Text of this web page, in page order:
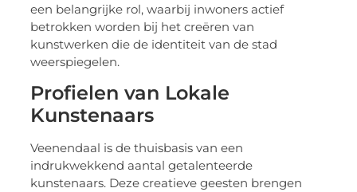
een belangrijke rol, waarbij inwoners actief
betrokken worden bij het creëren van
kunstwerken die de identiteit van de stad
weerspiegelen.
Profielen van Lokale
Kunstenaars
Veenendaal is de thuisbasis van een
indrukwekkend aantal getalenteerde
kunstenaars. Deze creatieve geesten brengen